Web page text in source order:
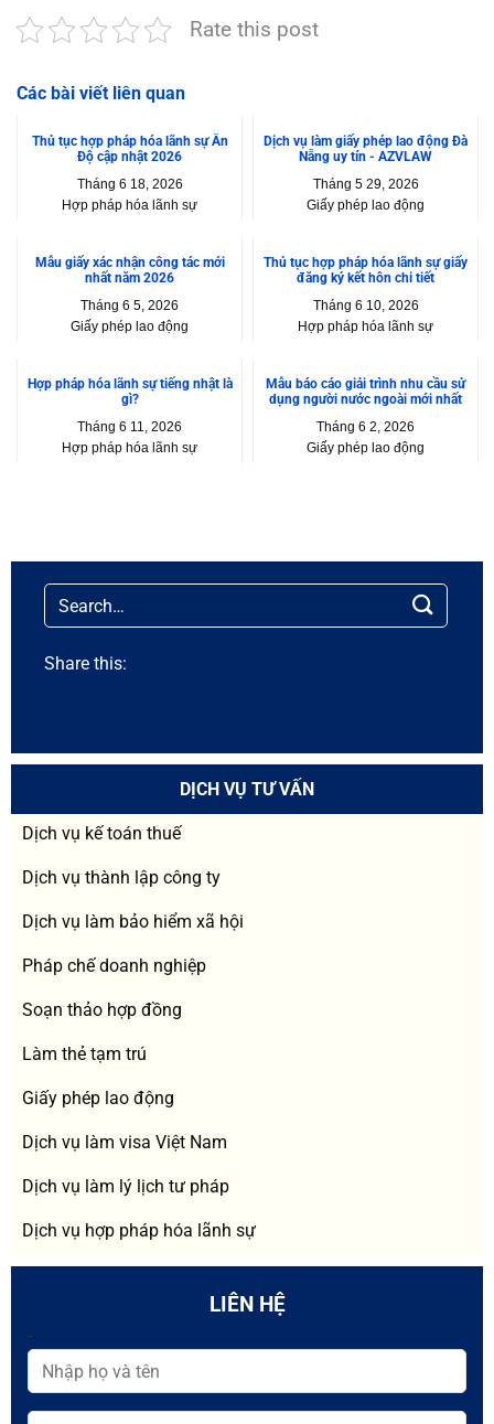
Rate this post
Các bài viết liên quan
Thủ tục hợp pháp hóa lãnh sự Ấn
Độ cập nhật 2026
Tháng 6 18, 2026
Hợp pháp hóa lãnh sự
Dịch vụ làm giấy phép lao động Đà
Nẵng uy tín - AZVLAW
Tháng 5 29, 2026
Giấy phép lao động
Mẫu giấy xác nhận công tác mới
nhất năm 2026
Tháng 6 5, 2026
Giấy phép lao động
Thủ tục hợp pháp hóa lãnh sự giấy
đăng ký kết hôn chi tiết
Tháng 6 10, 2026
Hợp pháp hóa lãnh sự
Hợp pháp hóa lãnh sự tiếng nhật là
gì?
Tháng 6 11, 2026
Hợp pháp hóa lãnh sự
Mẫu báo cáo giải trình nhu cầu sử
dụng người nước ngoài mới nhất
Tháng 6 2, 2026
Giấy phép lao động
Share this:
DỊCH VỤ TƯ VẤN
Dịch vụ kế toán thuế
Dịch vụ thành lập công ty
Dịch vụ làm bảo hiểm xã hội
Pháp chế doanh nghiệp
Soạn thảo hợp đồng
Làm thẻ tạm trú
Giấy phép lao động
Dịch vụ làm visa Việt Nam
Dịch vụ làm lý lịch tư pháp
Dịch vụ hợp pháp hóa lãnh sự
LIÊN HỆ
-